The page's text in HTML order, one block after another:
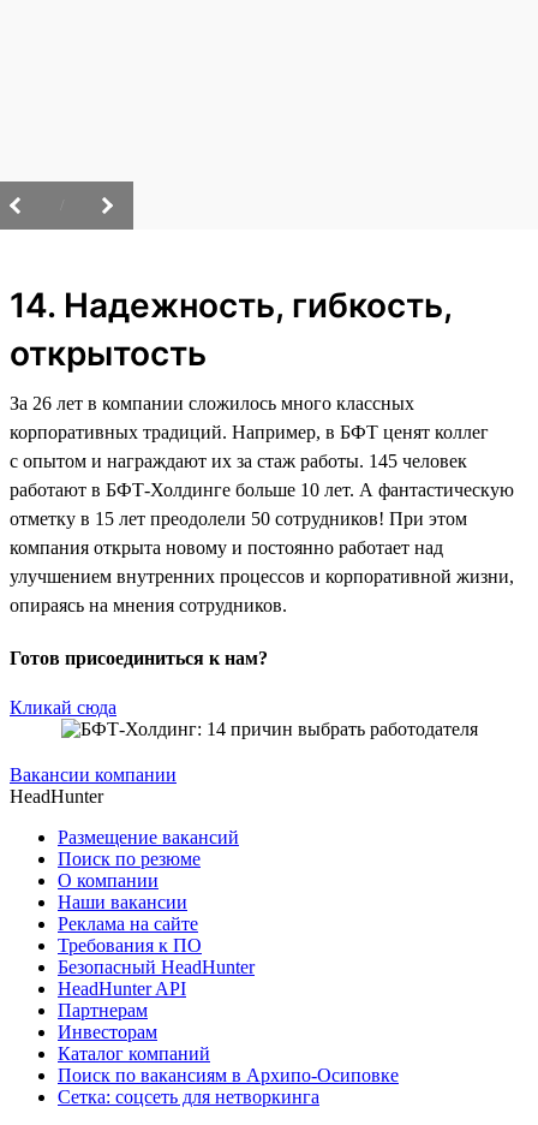
14. Надежность, гибкость,
открытость
За 26 лет в компании сложилось много классных
корпоративных традиций. Например, в БФТ ценят коллег
с опытом и награждают их за стаж работы. 145 человек
работают в БФТ-Холдинге больше 10 лет. А фантастическую
отметку в 15 лет преодолели 50 сотрудников! При этом
компания открыта новому и постоянно работает над
улучшением внутренних процессов и корпоративной жизни,
опираясь на мнения сотрудников.
Готов присоединиться к нам?
Кликай сюда
Вакансии компании
HeadHunter
Размещение вакансий
Поиск по резюме
О компании
Наши вакансии
Реклама на сайте
Требования к ПО
Безопасный HeadHunter
HeadHunter API
Партнерам
Инвесторам
Каталог компаний
Поиск по вакансиям в Архипо-Осиповке
Сетка: соцсеть для нетворкинга